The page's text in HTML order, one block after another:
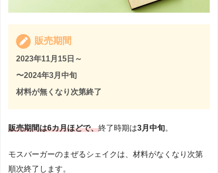
販売期間
2023年11月15日～
〜2024年3月中旬
材料が無くなり次第終了
販売期間は6カ月ほどで、終了時期は3月中旬。
モスバーガーのまぜるシェイクは、材料がなくなり次第
順次終了します。